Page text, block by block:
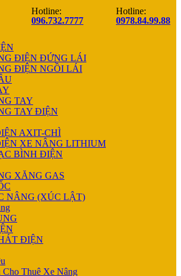
Hotline:
096.732.7777
Hotline:
0978.84.99.88
ĐIỆN ĐỨNG LÁI
ĐIỆN NGỒI LÁI
TAY
TAY ĐIỆN
AXIT-CHÌ
XE NÂNG LITHIUM
BÌNH ĐIỆN
XĂNG GAS
NÂNG (XÚC LẬT)
ĐIỆN
Thuê Xe Nâng